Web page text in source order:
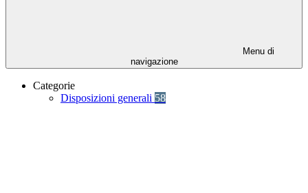
Menu di
navigazione
Categorie
Disposizioni generali 58